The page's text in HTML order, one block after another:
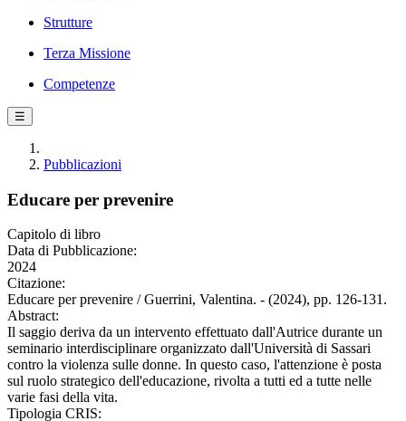
Strutture
Terza Missione
Competenze
☰
Pubblicazioni
Educare per prevenire
Capitolo di libro
Data di Pubblicazione:
2024
Citazione:
Educare per prevenire / Guerrini, Valentina. - (2024), pp. 126-131.
Abstract:
Il saggio deriva da un intervento effettuato dall'Autrice durante un
seminario interdisciplinare organizzato dall'Università di Sassari
contro la violenza sulle donne. In questo caso, l'attenzione è posta
sul ruolo strategico dell'educazione, rivolta a tutti ed a tutte nelle
varie fasi della vita.
Tipologia CRIS: